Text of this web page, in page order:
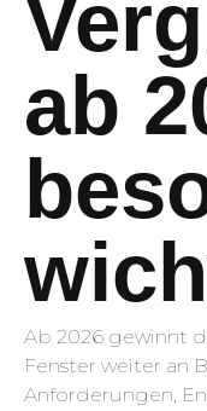
ab
Ab 2026 gewinnt
Fenster weiter an
Anforderungen,